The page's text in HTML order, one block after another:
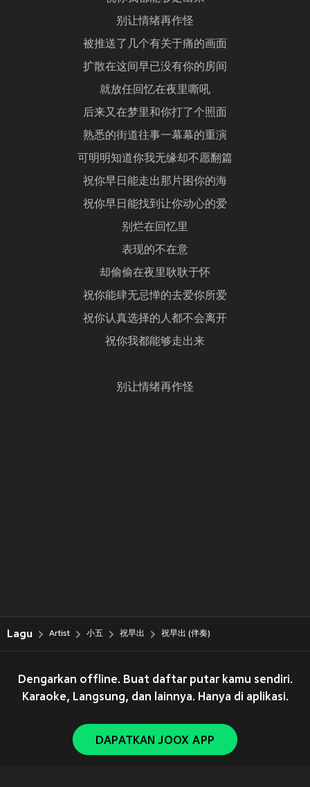
别让情绪再作怪
被推送了几个有关于痛的画面
扩散在这间早已没有你的房间
就放任回忆在夜里嘶吼
后来又在梦里和你打了个照面
熟悉的街道往事一幕幕的重演
可明明知道你我无缘却不愿翻篇
祝你早日能走出那片困你的海
祝你早日能找到让你动心的爱
别烂在回忆里
表现的不在意
却偷偷在夜里耿耿于怀
祝你能肆无忌惮的去爱你所爱
祝你认真选择的人都不会离开
祝你我都能够走出来
别让情绪再作怪
Lagu Artist 小五 祝早出 祝早出 (伴奏)
Dengarkan offline. Buat daftar putar kamu sendiri.
Karaoke, Langsung, dan lainnya. Hanya di aplikasi.
DAPATKAN JOOX APP